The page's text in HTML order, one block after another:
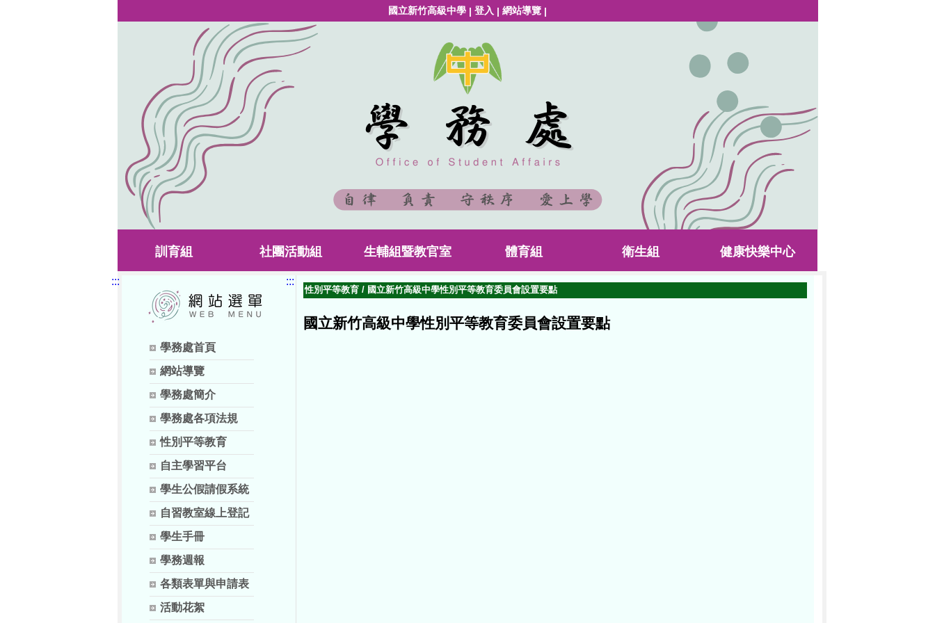
國立新竹高級中學 | 登入 | 網站導覽 |
訓育組 社團活動組 生輔組暨教官室 體育組 衛生組 健康快樂中心
:::
學務處首頁
網站導覽
學務處簡介
學務處各項法規
性別平等教育
自主學習平台
學生公假請假系統
自習教室線上登記
學生手冊
學務週報
各類表單與申請表
活動花絮
:::
性別平等教育/ 國立新竹高級中學性別平等教育委員會設置要點
國立新竹高級中學性別平等教育委員會設置要點